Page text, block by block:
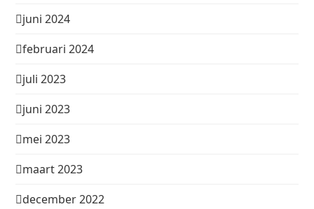
juni 2024
februari 2024
juli 2023
juni 2023
mei 2023
maart 2023
december 2022